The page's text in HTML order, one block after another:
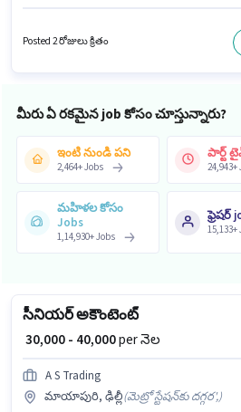
ఇందులో DAY shift మరియు వారానికి 6 days
లోపు అర్హత ఉన్న అభ్యర్థులు ఈ ఉద్యోగానికి అప్లై
Posted 2 రోజులు క్రితం
మీరు ఏ రకమైన job కోసం చూస్తున్నారు?
ఇంటి నుండి పని
2,464+Jobs
పార్ట్
24,943+
మహిళల కోసం
Jobs
1,14,930+Jobs
ఫ్రెషర్
15,133+
సీనియర్ అకౌంటెంట్
₹ 30,000 - 40,000per నెల
A S Trading
మాయాపురి, ఢిల్లీ(మెట్రో స్టేషన్‌కు దగ్గర',)